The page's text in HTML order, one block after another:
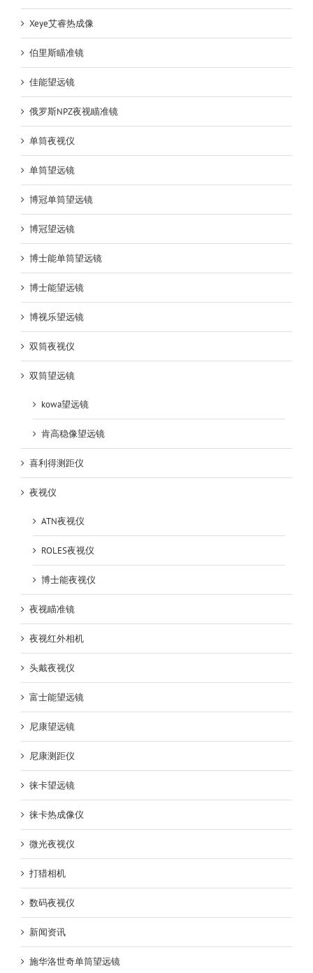
Xeye艾睿热成像
伯里斯瞄准镜
佳能望远镜
俄罗斯NPZ夜视瞄准镜
单筒夜视仪
单筒望远镜
博冠单筒望远镜
博冠望远镜
博士能单筒望远镜
博士能望远镜
博视乐望远镜
双筒夜视仪
双筒望远镜
kowa望远镜
肯高稳像望远镜
喜利得测距仪
夜视仪
ATN夜视仪
ROLES夜视仪
博士能夜视仪
夜视瞄准镜
夜视红外相机
头戴夜视仪
富士能望远镜
尼康望远镜
尼康测距仪
徕卡望远镜
徕卡热成像仪
微光夜视仪
打猎相机
数码夜视仪
新闻资讯
施华洛世奇单筒望远镜